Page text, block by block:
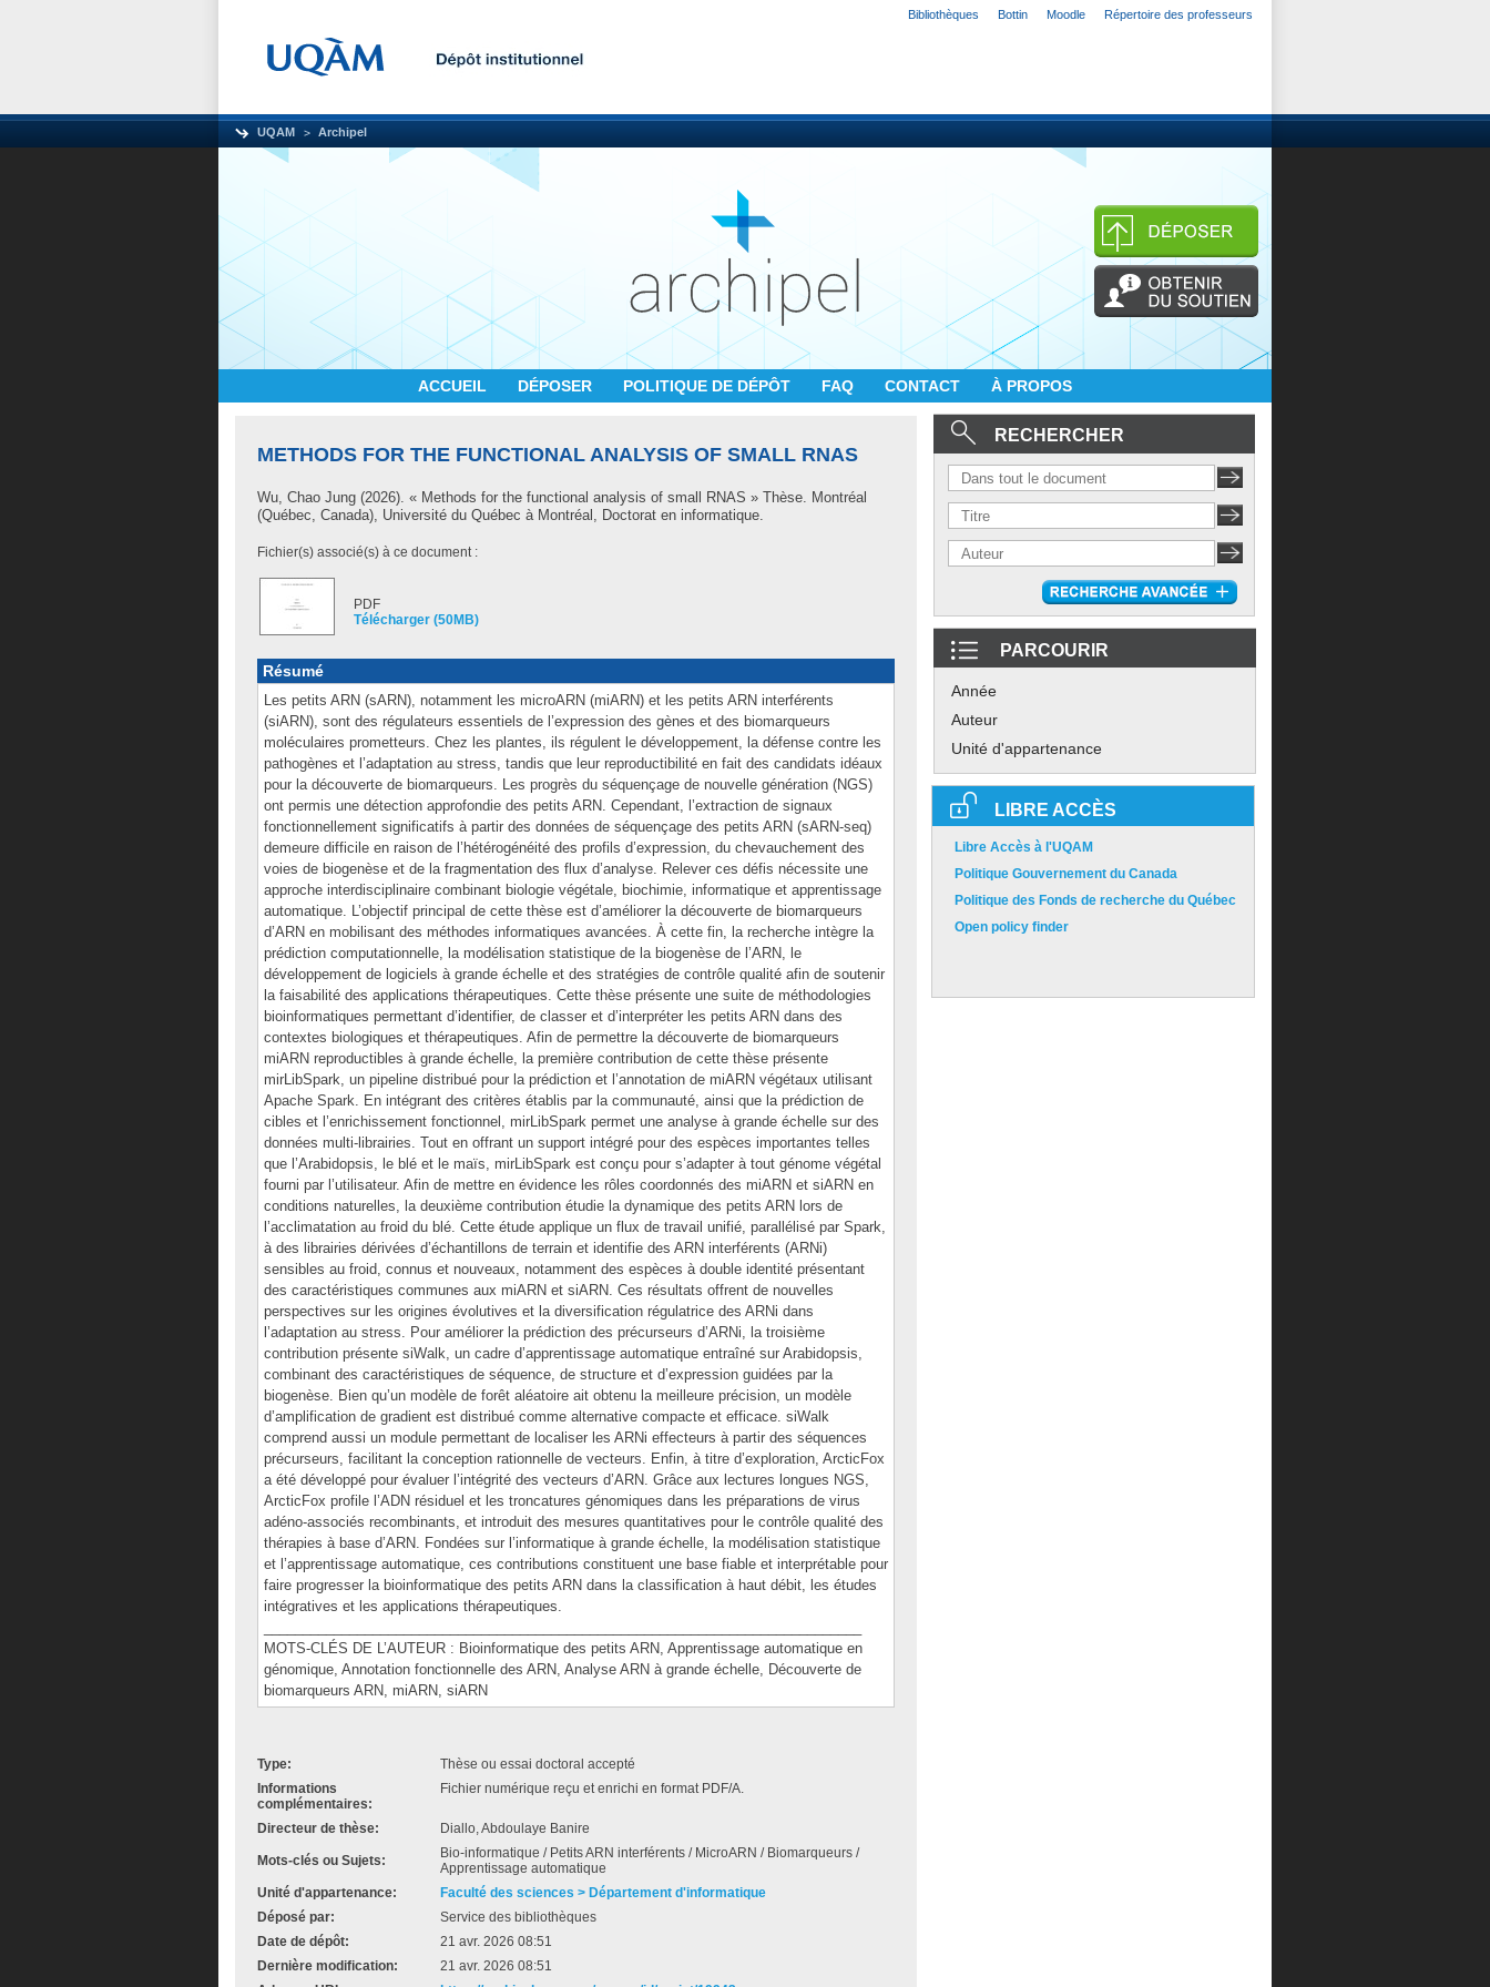
Bibliothèques Bottin Moodle Répertoire des professeurs
UQAM Archipel
ACCUEIL DÉPOSER POLITIQUE DE DÉPÔT FAQ CONTACT À PROPOS
METHODS FOR THE FUNCTIONAL ANALYSIS OF SMALL RNAS
Wu, Chao Jung (2026). « Methods for the functional analysis of small RNAS » Thèse. Montréal
(Québec, Canada), Université du Québec à Montréal, Doctorat en informatique.
Fichier(s) associé(s) à ce document :
PDF
Télécharger (50MB)
Résumé
Les petits ARN (sARN), notamment les microARN (miARN) et les petits ARN interférents
(siARN), sont des régulateurs essentiels de l’expression des gènes et des biomarqueurs
moléculaires prometteurs. Chez les plantes, ils régulent le développement, la défense contre les
pathogènes et l’adaptation au stress, tandis que leur reproductibilité en fait des candidats idéaux
pour la découverte de biomarqueurs. Les progrès du séquençage de nouvelle génération (NGS)
ont permis une détection approfondie des petits ARN. Cependant, l’extraction de signaux
fonctionnellement significatifs à partir des données de séquençage des petits ARN (sARN-seq)
demeure difficile en raison de l’hétérogénéité des profils d’expression, du chevauchement des
voies de biogenèse et de la fragmentation des flux d’analyse. Relever ces défis nécessite une
approche interdisciplinaire combinant biologie végétale, biochimie, informatique et apprentissage
automatique. L’objectif principal de cette thèse est d’améliorer la découverte de biomarqueurs
d’ARN en mobilisant des méthodes informatiques avancées. À cette fin, la recherche intègre la
prédiction computationnelle, la modélisation statistique de la biogenèse de l’ARN, le
développement de logiciels à grande échelle et des stratégies de contrôle qualité afin de soutenir
la faisabilité des applications thérapeutiques. Cette thèse présente une suite de méthodologies
bioinformatiques permettant d’identifier, de classer et d’interpréter les petits ARN dans des
contextes biologiques et thérapeutiques. Afin de permettre la découverte de biomarqueurs
miARN reproductibles à grande échelle, la première contribution de cette thèse présente
mirLibSpark, un pipeline distribué pour la prédiction et l’annotation de miARN végétaux utilisant
Apache Spark. En intégrant des critères établis par la communauté, ainsi que la prédiction de
cibles et l’enrichissement fonctionnel, mirLibSpark permet une analyse à grande échelle sur des
données multi-librairies. Tout en offrant un support intégré pour des espèces importantes telles
que l’Arabidopsis, le blé et le maïs, mirLibSpark est conçu pour s’adapter à tout génome végétal
fourni par l’utilisateur. Afin de mettre en évidence les rôles coordonnés des miARN et siARN en
conditions naturelles, la deuxième contribution étudie la dynamique des petits ARN lors de
l’acclimatation au froid du blé. Cette étude applique un flux de travail unifié, parallélisé par Spark,
à des librairies dérivées d’échantillons de terrain et identifie des ARN interférents (ARNi)
sensibles au froid, connus et nouveaux, notamment des espèces à double identité présentant
des caractéristiques communes aux miARN et siARN. Ces résultats offrent de nouvelles
perspectives sur les origines évolutives et la diversification régulatrice des ARNi dans
l’adaptation au stress. Pour améliorer la prédiction des précurseurs d’ARNi, la troisième
contribution présente siWalk, un cadre d’apprentissage automatique entraîné sur Arabidopsis,
combinant des caractéristiques de séquence, de structure et d’expression guidées par la
biogenèse. Bien qu’un modèle de forêt aléatoire ait obtenu la meilleure précision, un modèle
d’amplification de gradient est distribué comme alternative compacte et efficace. siWalk
comprend aussi un module permettant de localiser les ARNi effecteurs à partir des séquences
précurseurs, facilitant la conception rationnelle de vecteurs. Enfin, à titre d’exploration, ArcticFox
a été développé pour évaluer l’intégrité des vecteurs d’ARN. Grâce aux lectures longues NGS,
ArcticFox profile l’ADN résiduel et les troncatures génomiques dans les préparations de virus
adéno-associés recombinants, et introduit des mesures quantitatives pour le contrôle qualité des
thérapies à base d’ARN. Fondées sur l’informatique à grande échelle, la modélisation statistique
et l’apprentissage automatique, ces contributions constituent une base fiable et interprétable pour
faire progresser la bioinformatique des petits ARN dans la classification à haut débit, les études
intégratives et les applications thérapeutiques.
MOTS-CLÉS DE L’AUTEUR : Bioinformatique des petits ARN, Apprentissage automatique en
génomique, Annotation fonctionnelle des ARN, Analyse ARN à grande échelle, Découverte de
biomarqueurs ARN, miARN, siARN
Type:
Thèse ou essai doctoral accepté
Informations
complémentaires:
Fichier numérique reçu et enrichi en format PDF/A.
Directeur de thèse: Diallo, Abdoulaye Banire
Mots-clés ou Sujets:
Bio-informatique / Petits ARN interférents / MicroARN / Biomarqueurs /
Apprentissage automatique
Unité d'appartenance:
Faculté des sciences > Département d'informatique
Déposé par:
Service des bibliothèques
Date de dépôt:
21 avr. 2026 08:51
Dernière modification:
21 avr. 2026 08:51
RECHERCHER
PARCOURIR
Année
Auteur
Unité d'appartenance
LIBRE ACCÈS
Libre Accès à l'UQAM
Politique Gouvernement du Canada
Politique des Fonds de recherche du Québec
Open policy finder